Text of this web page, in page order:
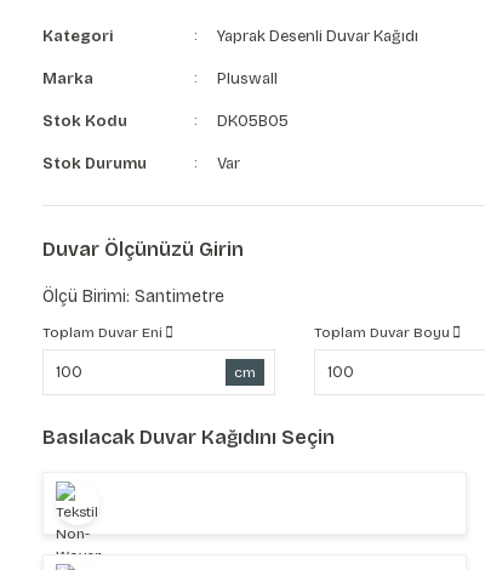
Kategori Yaprak Desenli Duvar Kağıdı
Marka Pluswall
Stok Kodu DK05B05
Stok Durumu Var
Duvar Ölçünüzü Girin
Ölçü Birimi: Santimetre
Toplam Duvar Eni
cm
Toplam Duvar Boyu
Basılacak Duvar Kağıdını Seçin